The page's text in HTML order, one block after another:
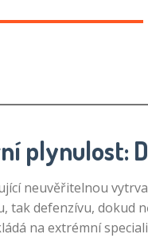
plynulost:
neuvěřitelnou
tak defenzívu, dokud
na extrémní